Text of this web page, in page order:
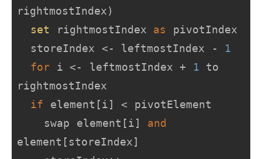
rightmostIndex)
set rightmostIndex as pivotIndex
  storeIndex <- leftmostIndex -
1
for i <- leftmostIndex + 1 to
rightmostIndex
if element[i] < pivotElement
    swap element[i]
and
element[storeIndex]